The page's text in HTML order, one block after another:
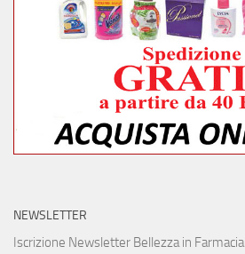
NEWSLETTER
Iscrizione Newsletter Bellezza in Farmacia